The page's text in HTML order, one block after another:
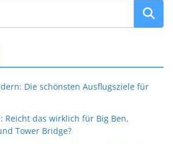
Die schönsten Ausflugsziele für
Reicht das wirklich für Big Ben,
Tower Bridge?